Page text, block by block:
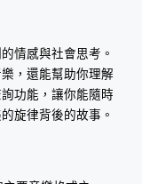
情感與社會思考。
，還能幫助你理解
功能，讓你能隨時
旋律背後的故事。